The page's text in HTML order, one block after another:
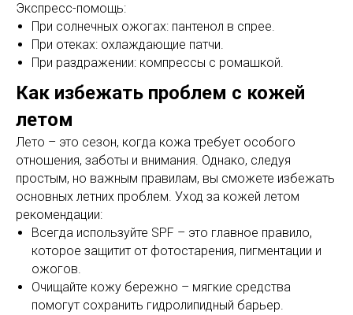
Экспресс-помощь:
При солнечных ожогах: пантенол в спрее.
При отеках: охлаждающие патчи.
При раздражении: компрессы с ромашкой.
Как избежать проблем с кожей
летом
Лето – это сезон, когда кожа требует особого
отношения, заботы и внимания. Однако, следуя
простым, но важным правилам, вы сможете избежать
основных летних проблем. Уход за кожей летом
рекомендации:
Всегда используйте SPF – это главное правило,
которое защитит от фотостарения, пигментации и
ожогов.
Очищайте кожу бережно – мягкие средства
помогут сохранить гидролипидный барьер.